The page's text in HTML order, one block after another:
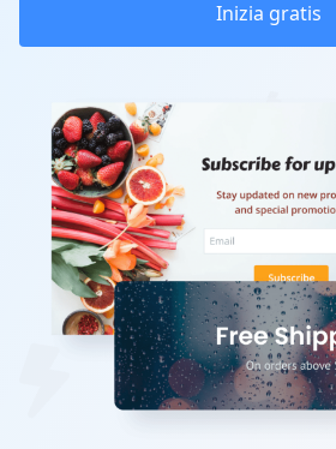
Inizia gratis